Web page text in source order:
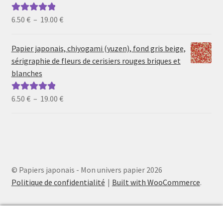
19.00 €
Note5.00sur
6.50 € – 19.00 €Plage
prix :
6.50 €
Papier japonais, chiyogami (yuzen), fond gris beige,
sérigraphie de fleurs de cerisiers rouges briques et
blanches
Note5.00sur
6.50 € – 19.00 €Plage
© Papiers japonais - Mon univers papier 2026
Politique de confidentialité
Built with WooCommerce.